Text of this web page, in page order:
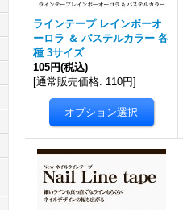
ラインテープ レインボーオ
ーロラ ＆ パステルカラー 各
種 3サイズ
105円(税込)
[通常販売価格: 110円]